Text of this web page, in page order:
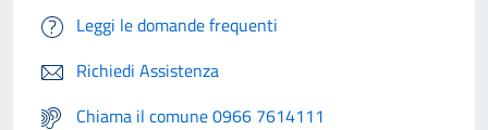
Leggi le domande frequenti
Richiedi Assistenza
Chiama il comune 0966 7614111